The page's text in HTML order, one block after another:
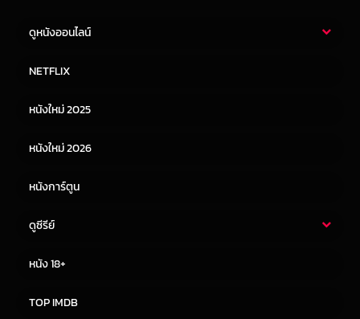
ดูหนังออนไลน์
หนังจีน
NETFLIX
หนังใหม่ 2025
หนังใหม่ 2026
หนังการ์ตูน
ดูซีรีย์
หนัง 18+
TOP IMDB